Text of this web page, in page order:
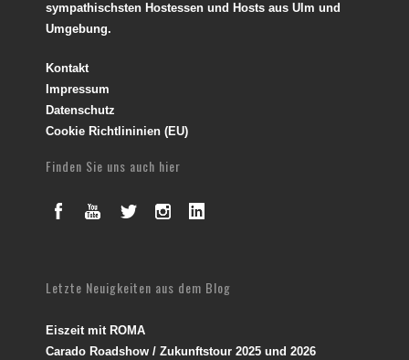
sympathischsten Hostessen und Hosts aus Ulm und
Umgebung.
Kontakt
Impressum
Datenschutz
Cookie Richtlininien (EU)
Finden Sie uns auch hier
Letzte Neuigkeiten aus dem Blog
Eiszeit mit ROMA
Carado Roadshow / Zukunftstour 2025 und 2026